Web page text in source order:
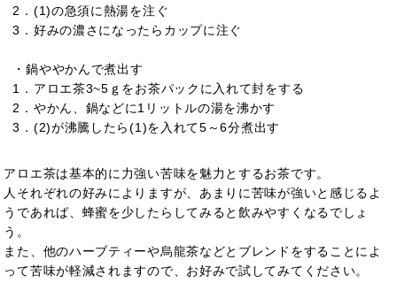
2．(1)の急須に熱湯を注ぐ
3．好みの濃さになったらカップに注ぐ
・鍋ややかんで煮出す
1．アロエ茶3~5ｇをお茶パックに入れて封をする
2．やかん、鍋などに1リットルの湯を沸かす
3．(2)が沸騰したら(1)を入れて5～6分煮出す
アロエ茶は基本的に力強い苦味を魅力とするお茶です。
人それぞれの好みによりますが、あまりに苦味が強いと感じるよ
うであれば、蜂蜜を少したらしてみると飲みやすくなるでしょ
う。
また、他のハーブティーや烏龍茶などとブレンドをすることによ
って苦味が軽減されますので、お好みで試してみてください。